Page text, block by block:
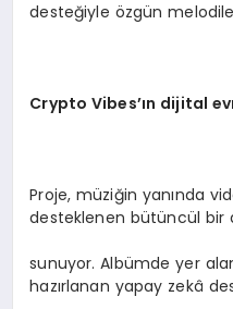
desteğiyle özgün
Crypto Vibes’ın dijital
Proje, müziğin yanında
desteklenen bütüncül bir
sunuyor. Albümde yer
hazırlanan yapay zekâ